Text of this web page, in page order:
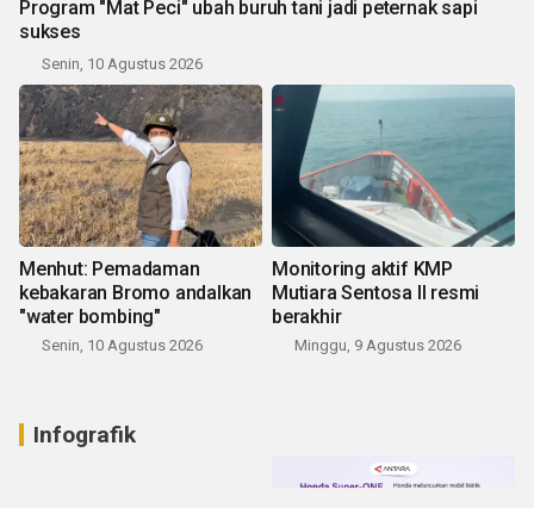
Program "Mat Peci" ubah buruh tani jadi peternak sapi
sukses
Senin, 10 Agustus 2026
Menhut: Pemadaman
kebakaran Bromo andalkan
"water bombing"
Senin, 10 Agustus 2026
Monitoring aktif KMP
Mutiara Sentosa II resmi
berakhir
Minggu, 9 Agustus 2026
Infografik